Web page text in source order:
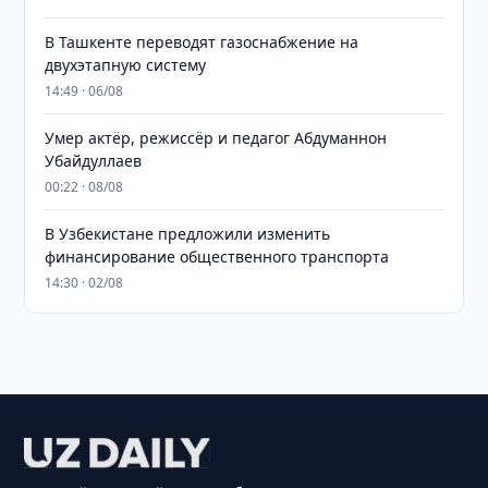
В Ташкенте переводят газоснабжение на
двухэтапную систему
14:49 · 06/08
Умер актёр, режиссёр и педагог Абдуманнон
Убайдуллаев
00:22 · 08/08
В Узбекистане предложили изменить
финансирование общественного транспорта
14:30 · 02/08